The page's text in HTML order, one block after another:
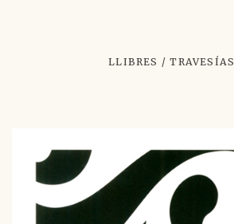
LLIBRES / TRAVESÍAS